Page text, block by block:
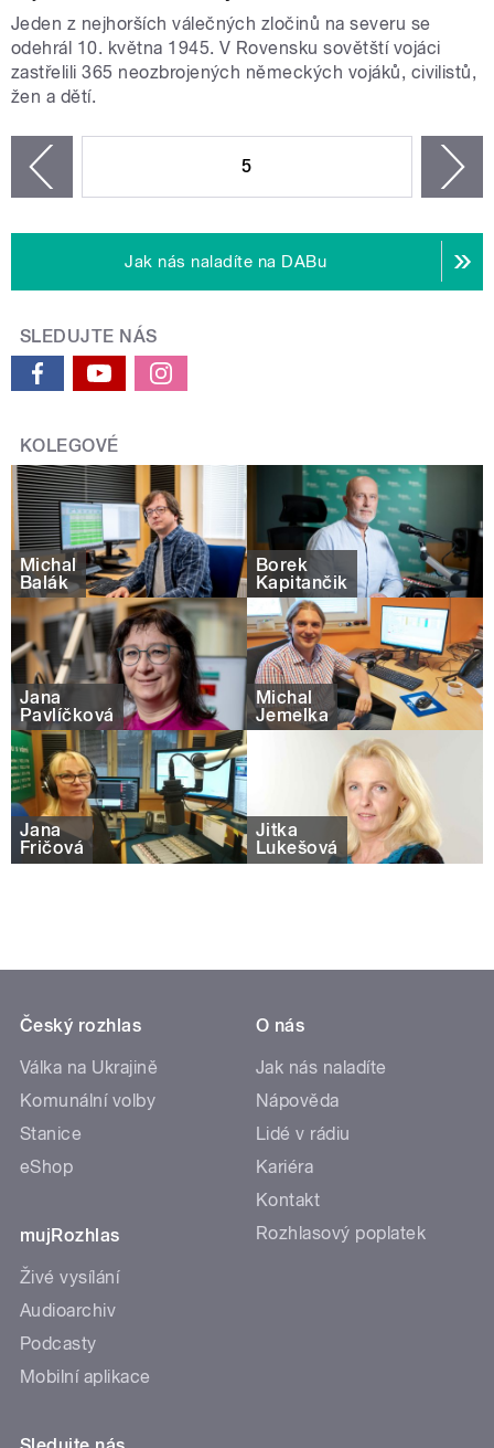
Jeden z nejhorších válečných zločinů na severu se
odehrál 10. května 1945. V Rovensku sovětští vojáci
zastřelili 365 neozbrojených německých vojáků, civilistů,
žen a dětí.
5
Jak nás naladíte na DABu
SLEDUJTE NÁS
KOLEGOVÉ
Michal
Balák
Borek
Kapitančik
Jana
Pavlíčková
Michal
Jemelka
Jana
Fričová
Jitka
Lukešová
Český rozhlas
Válka na Ukrajině
Komunální volby
Stanice
eShop
mujRozhlas
Živé vysílání
Audioarchiv
Podcasty
Mobilní aplikace
O nás
Jak nás naladíte
Nápověda
Lidé v rádiu
Kariéra
Kontakt
Rozhlasový poplatek